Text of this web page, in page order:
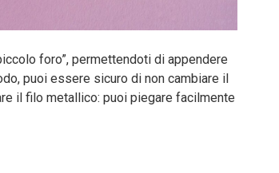
foro”, permettendoti di appendere
puoi essere sicuro di non cambiare il
il filo metallico: puoi piegare facilmente